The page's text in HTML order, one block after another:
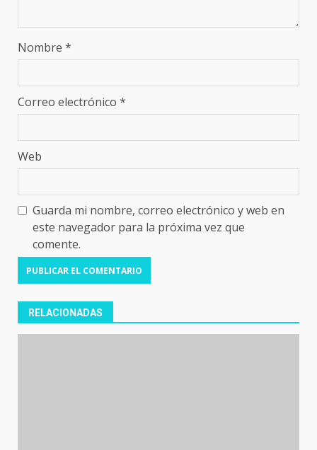
Nombre *
Correo electrónico *
Web
Guarda mi nombre, correo electrónico y web en
este navegador para la próxima vez que
comente.
RELACIONADAS